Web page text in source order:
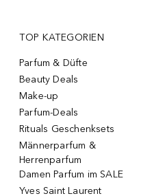
TOP KATEGORIEN
Parfum & Düfte
Beauty Deals
Make-up
Parfum-Deals
Rituals Geschenksets
Männerparfum &
Herrenparfum
Damen Parfum im SALE
Yves Saint Laurent